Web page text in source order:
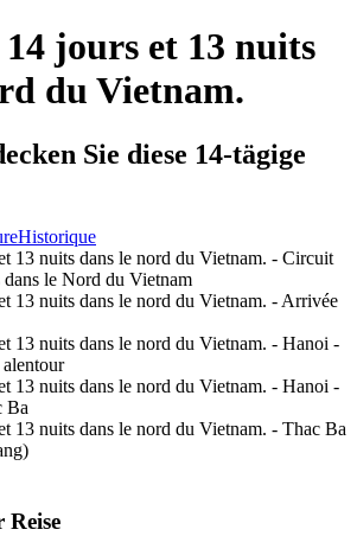
jours et 13 nuits
du Vietnam.
Sie diese 14-tägige
Historique
Reise